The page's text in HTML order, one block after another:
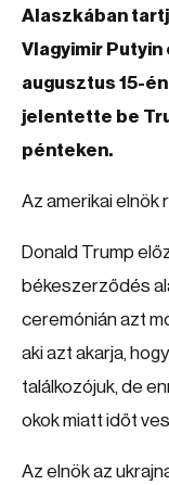
Alaszkában
Vlagyimir
augusztus 15-
jelentette be
pénteken.
Az amerikai
Donald Trump
békeszerződés
ceremónián azt
aki azt akarja,
találkozójuk, de
okok miatt időt
Az elnök az